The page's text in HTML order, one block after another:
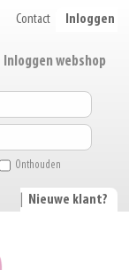
Contact Inloggen
Inloggen webshop
Onthouden
Nieuwe klant?